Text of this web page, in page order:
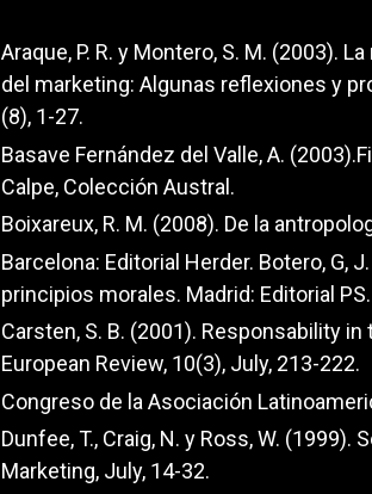
Araque, P. R. y Montero, S. M. (2003).
del marketing: Algunas reflexiones y
(8), 1-27.
Basave Fernández del Valle, A.
Calpe, Colección Austral.
Boixareux, R. M. (2008). De la
Barcelona: Editorial Herder. Botero, G,
principios morales. Madrid: Editorial PS.
Carsten, S. B. (2001). Responsability
European Review, 10(3), July, 213-222.
Congreso de la Asociación
Dunfee, T., Craig, N. y Ross, W.
Marketing, July, 14-32.